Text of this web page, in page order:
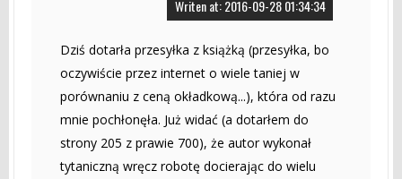
Writen at: 2016-09-28 01:34:34
Dziś dotarła przesyłka z książką (przesyłka, bo
oczywiście przez internet o wiele taniej w
porównaniu z ceną okładkową...), która od razu
mnie pochłonęła. Już widać (a dotarłem do
strony 205 z prawie 700), że autor wykonał
tytaniczną wręcz robotę docierając do wielu